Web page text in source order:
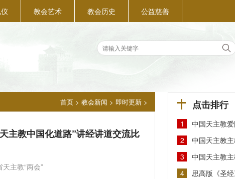
教会艺术 教会历史 公益慈善
首页 > 教会新闻 > 即时更新 >
主教中国化道路”讲经讲道交流比
主教“两会”
点击排行
1
中国天主教
2
中国天主教
3
中国天主教
4
思高版《圣